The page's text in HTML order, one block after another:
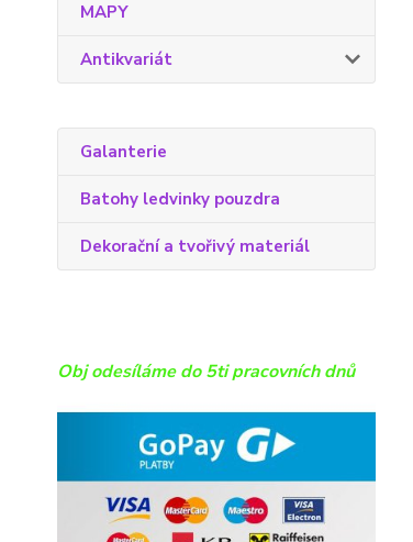
MAPY
Antikvariát
Galanterie
Batohy ledvinky pouzdra
Dekorační a tvořivý materiál
Obj odesíláme do 5ti pracovních dnů